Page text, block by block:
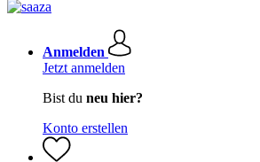
Anmelden
Jetzt anmelden
Bist du neu hier?
Konto erstellen